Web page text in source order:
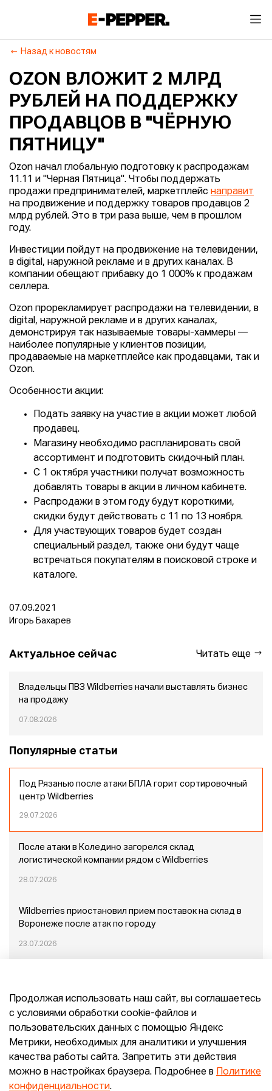
Назад к новостям
OZON ВЛОЖИТ 2 МЛРД
РУБЛЕЙ НА ПОДДЕРЖКУ
ПРОДАВЦОВ В "ЧЁРНУЮ
ПЯТНИЦУ"
Ozon начал глобальную подготовку к распродажам
11.11 и "Черная Пятница". Чтобы поддержать
продажи предпринимателей, маркетплейс направит
на продвижение и поддержку товаров продавцов 2
млрд рублей. Это в три раза выше, чем в прошлом
году.
Инвестиции пойдут на продвижение на телевидении,
в digital, наружной рекламе и в других каналах. В
компании обещают прибавку до 1 000% к продажам
селлера.
Ozon прорекламирует распродажи на телевидении, в
digital, наружной рекламе и в других каналах,
демонстрируя так называемые товары-хаммеры —
наиболее популярные у клиентов позиции,
продаваемые на маркетплейсе как продавцами, так и
Ozon.
Особенности акции:
Подать заявку на участие в акции может любой
продавец.
Магазину необходимо распланировать свой
ассортимент и подготовить скидочный план.
С 1 октября участники получат возможность
добавлять товары в акции в личном кабинете.
Распродажи в этом году будут короткими,
скидки будут действовать с 11 по 13 ноября.
Для участвующих товаров будет создан
специальный раздел, также они будут чаще
встречаться покупателям в поисковой строке и
каталоге.
07.09.2021
Игорь Бахарев
Актуальное сейчас Читать еще
Владельцы ПВЗ Wildberries начали выставлять бизнес
на продажу
07.08.2026
Популярные статьи
Под Рязанью после атаки БПЛА горит сортировочный
центр Wildberries
29.07.2026
После атаки в Коледино загорелся склад
логистической компании рядом с Wildberries
28.07.2026
Wildberries приостановил прием поставок на склад в
Воронеже после атак по городу
23.07.2026
Конец эпохи маркетплейсов: прогнозы сооснователя
Mr.Doors Максима Валецкого
26.06.2026
Продолжая использовать наш сайт, вы соглашаетесь
с условиями обработки cookie-файлов и
пользовательских данных с помощью Яндекс
Метрики, необходимых для аналитики и улучшения
качества работы сайта. Запретить эти действия
можно в настройках браузера. Подробнее в
Политике
конфиденциальности.